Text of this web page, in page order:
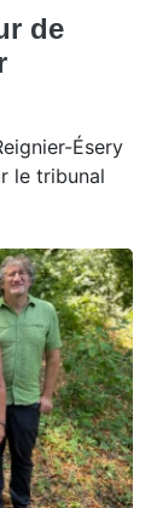
de
Ésery
le tribunal